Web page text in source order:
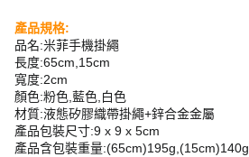
產品規格:
品名:米菲手機掛繩
長度:65cm,15cm
寬度:2cm
顏色:粉色,藍色,白色
材質:液態矽膠織帶掛繩+鋅合金金屬
產品包裝尺寸:9 x 9 x 5cm
產品含包裝重量:(65cm)195g,(15cm)140g